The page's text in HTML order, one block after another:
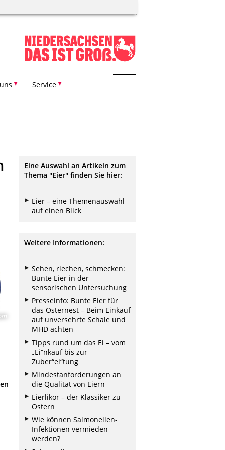
Service
Eine Auswahl an Artikeln zum
Thema "Eier" finden Sie hier:
Eier – eine Themenauswahl
auf einen Blick
Weitere Informationen:
Sehen, riechen, schmecken:
Bunte Eier in der
sensorischen Untersuchung
Presseinfo: Bunte Eier für
das Osternest – Beim Einkauf
auf unversehrte Schale und
MHD achten
Tipps rund um das Ei – vom
„Ei“nkauf bis zur
Zuber“ei“tung
Mindestanforderungen an
die Qualität von Eiern
Eierlikör – der Klassiker zu
Ostern
Wie können Salmonellen-
Infektionen vermieden
werden?